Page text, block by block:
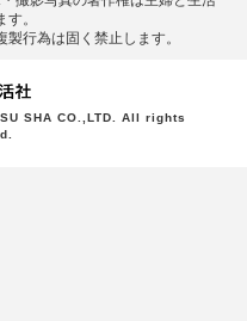
。
⾏為は固く禁⽌します。
SHA CO.,LTD. All rights